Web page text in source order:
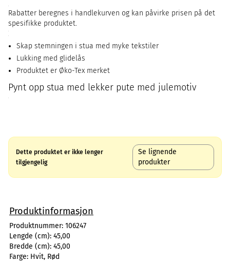
Rabatter beregnes i handlekurven og kan påvirke prisen på det
spesifikke produktet.
Skap stemningen i stua med myke tekstiler
Lukking med glidelås
Produktet er Øko-Tex merket
Pynt opp stua med lekker pute med julemotiv
Dette produktet er ikke lenger
tilgjengelig
Se lignende
produkter
Produktinformasjon
Produktnummer: 106247
Lengde (cm): 45,00
Bredde (cm): 45,00
Farge: Hvit, Rød